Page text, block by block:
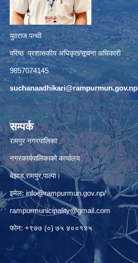
युवराज पन्थी
वरिष्ठ प्रशासकीय अधिकृत/सूचना अधिकारी
9857074145
suchanaadhikari@rampurmun.gov.np
सम्पर्क
रामपुर नगरपालिका
नगरकार्यपालिकाको कार्यालय
बेझाड,रामपुर,पाल्पा।
इमेल: info@rampurmun.gov.np/
rampurmunicipality@gmail.com
फोन: +९७७ (०) ७५ ४००१४५